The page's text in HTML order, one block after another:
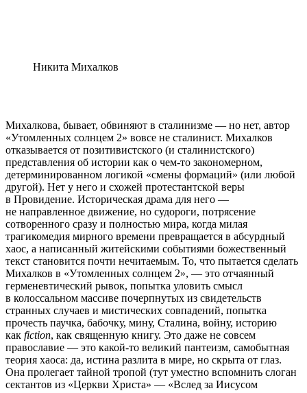
Никита Михалков
Михалкова, бывает, обвиняют в сталинизме — но нет, автор
«Утомленных солнцем 2» вовсе не сталинист. Михалков
отказывается от позитивистского (и сталинистского)
представления об истории как о чем-то закономерном,
детерминированном логикой «смены формаций» (или любой
другой). Нет у него и схожей протестантской веры
в Провидение. Историческая драма для него —
не направленное движение, но судороги, потрясение
сотворенного сразу и полностью мира, когда милая
трагикомедия мирного времени превращается в абсурдный
хаос, а написанный житейскими событиями божественный
текст становится почти нечитаемым. То, что пытается сделать
Михалков в «Утомленных солнцем 2», — это отчаянный
герменевтический рывок, попытка уловить смысл
в колоссальном массиве почерпнутых из свидетельств
странных случаев и мистических совпадений, попытка
прочесть паучка, бабочку, мину, Сталина, войну, историю
как fiction, как священную книгу. Это даже не совсем
православие — это какой-то великий пантеизм, самобытная
теория хаоса: да, истина разлита в мире, но скрыта от глаз.
Она пролегает тайной тропой (тут уместно вспомнить слоган
сектантов из «Церкви Христа» — «Вслед за Иисусом